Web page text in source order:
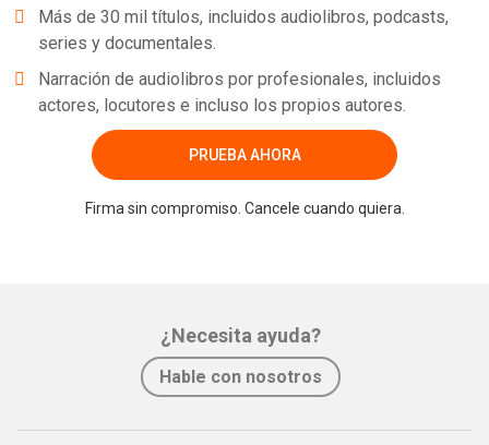
Más de 30 mil títulos, incluidos audiolibros, podcasts,
series y documentales.
Narración de audiolibros por profesionales, incluidos
actores, locutores e incluso los propios autores.
PRUEBA AHORA
Firma sin compromiso. Cancele cuando quiera.
¿Necesita ayuda?
Hable con nosotros